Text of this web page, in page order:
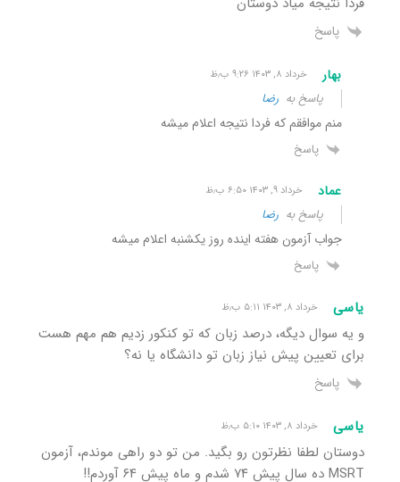
پاسخ
بهار خرداد ۸, ۱۴۰۳ ۹:۲۶ ب٫ظ
پاسخ به رضا
منم موافقم که فردا نتیجه اعلام میشه
پاسخ
عماد خرداد ۹, ۱۴۰۳ ۶:۵۰ ب٫ظ
پاسخ به رضا
جواب آزمون هفته اینده روز یکشنبه اعلام میشه
پاسخ
یاسی خرداد ۸, ۱۴۰۳ ۵:۱۱ ب٫ظ
و یه سوال دیگه، درصد زبان که تو کنکور زدیم هم مهم هست
برای تعیین پیش نیاز زبان تو دانشگاه یا نه؟
پاسخ
یاسی خرداد ۸, ۱۴۰۳ ۵:۱۰ ب٫ظ
دوستان لطفا نظرتون رو بگید. من تو دو راهی موندم، آزمون
MSRT ده سال پیش ۷۴ شدم و ماه پیش ۶۴ آوردم!!